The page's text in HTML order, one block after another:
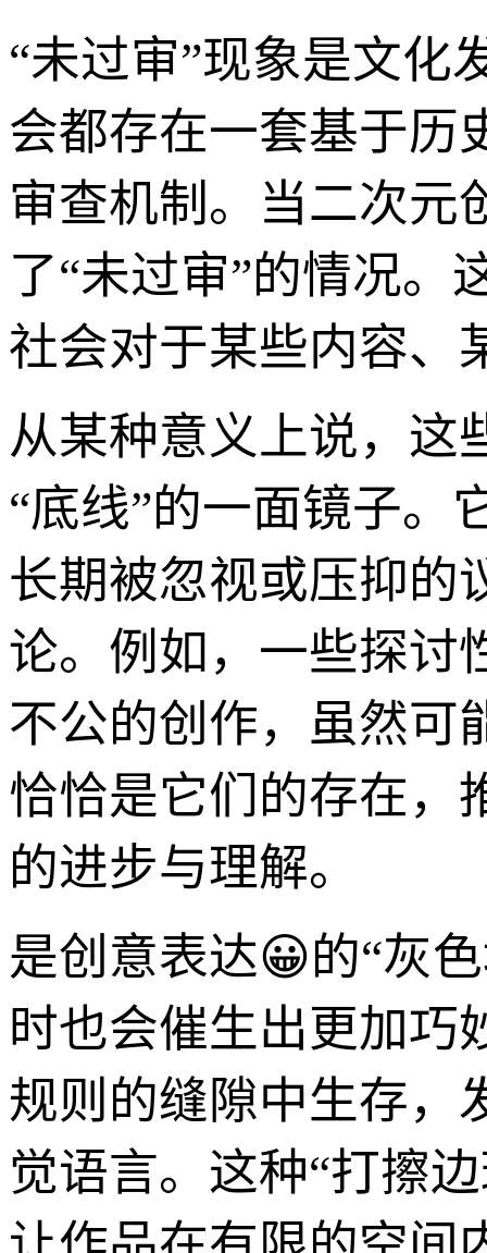
“未过审”现象是文化
会都存在一套基于历
审查机制。当二次元
了“未过审”的情况。
社会对于某些内容、
从某种意义上说，这
“底线”的一面镜子。
长期被忽视或压抑的
论。例如，一些探讨
不公的创作，虽然可
恰恰是它们的存在，
的进步与理解。
是创意表达😀的“灰
时也会催生出更加巧
规则的缝隙中生存，
觉语言。这种“打擦